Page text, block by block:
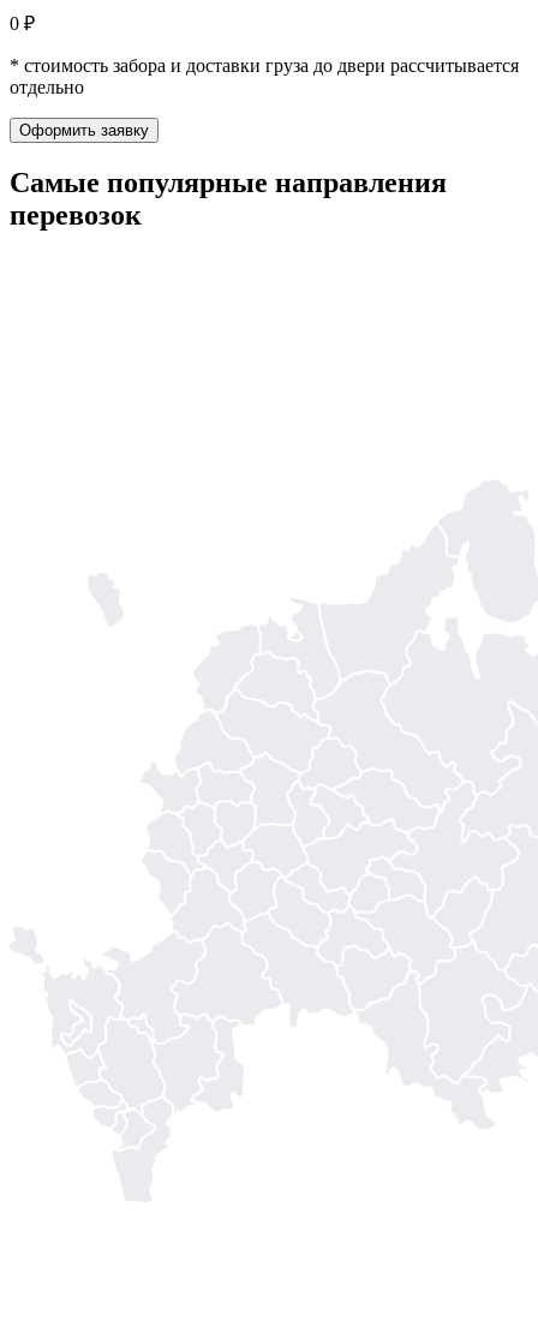
0 ₽
* стоимость забора и доставки груза до двери рассчитывается
отдельно
Оформить заявку
Самые популярные направления
перевозок